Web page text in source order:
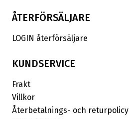
ÅTERFÖRSÄLJARE
LOGIN återförsäljare
KUNDSERVICE
Frakt
Villkor
Återbetalnings- och returpolicy